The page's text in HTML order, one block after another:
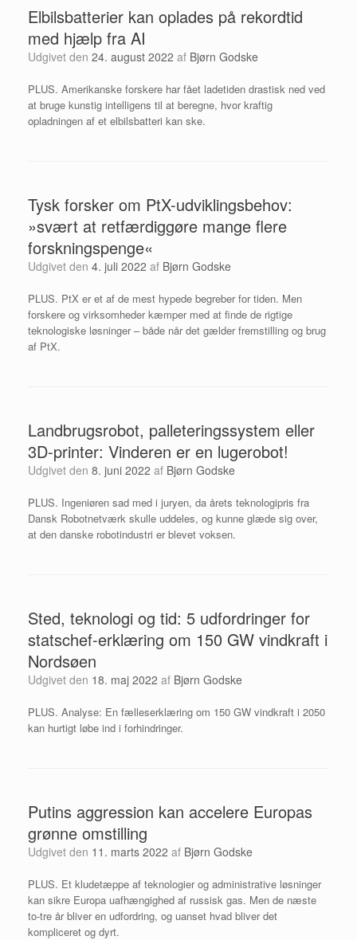
Elbilsbatterier kan oplades på rekordtid
med hjælp fra AI
Udgivet den 24. august 2022 af Bjørn Godske
PLUS. Amerikanske forskere har fået ladetiden drastisk ned ved
at bruge kunstig intelligens til at beregne, hvor kraftig
opladningen af et elbilsbatteri kan ske.
Tysk forsker om PtX-udviklingsbehov:
»svært at retfærdiggøre mange flere
forskningspenge«
Udgivet den 4. juli 2022 af Bjørn Godske
PLUS. PtX er et af de mest hypede begreber for tiden. Men
forskere og virksomheder kæmper med at finde de rigtige
teknologiske løsninger – både når det gælder fremstilling og brug
af PtX.
Landbrugsrobot, palleteringssystem eller
3D-printer: Vinderen er en lugerobot!
Udgivet den 8. juni 2022 af Bjørn Godske
PLUS. Ingeniøren sad med i juryen, da årets teknologipris fra
Dansk Robotnetværk skulle uddeles, og kunne glæde sig over,
at den danske robotindustri er blevet voksen.
Sted, teknologi og tid: 5 udfordringer for
statschef-erklæring om 150 GW vindkraft i
Nordsøen
Udgivet den 18. maj 2022 af Bjørn Godske
PLUS. Analyse: En fælleserklæring om 150 GW vindkraft i 2050
kan hurtigt løbe ind i forhindringer.
Putins aggression kan accelere Europas
grønne omstilling
Udgivet den 11. marts 2022 af Bjørn Godske
PLUS. Et kludetæppe af teknologier og administrative løsninger
kan sikre Europa uafhængighed af russisk gas. Men de næste
to-tre år bliver en udfordring, og uanset hvad bliver det
kompliceret og dyrt.